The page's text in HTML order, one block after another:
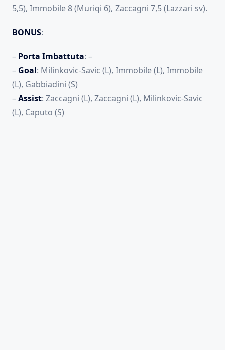
5,5), Immobile 8 (Muriqi 6), Zaccagni 7,5 (Lazzari sv).
BONUS:
– Porta Imbattuta: –
– Goal: Milinkovic-Savic (L), Immobile (L), Immobile
(L), Gabbiadini (S)
–Assist: Zaccagni (L), Zaccagni (L), Milinkovic-Savic
(L), Caputo (S)